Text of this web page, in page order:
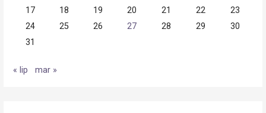
17
18 19 20 21 22
23
24
25 26 27 28 29
30
31
« lip mar »